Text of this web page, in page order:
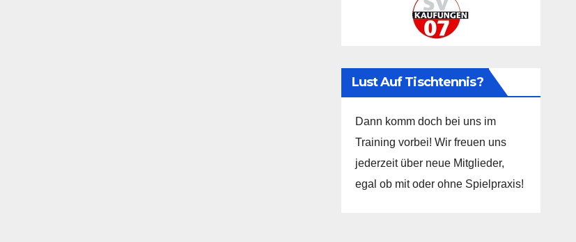
Lust Auf Tischtennis?
Dann komm doch bei uns im
Training vorbei! Wir freuen uns
jederzeit über neue Mitglieder,
egal ob mit oder ohne Spielpraxis!